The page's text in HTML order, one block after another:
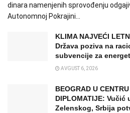
dinara namenjenih sprovođenju
Autonomnoj Pokrajini...
KLIMA NAJVEĆI
Država poziva na
subvencije za
AVGUST 6, 2026
BEOGRAD U
DIPLOMATIJE:
Zelenskog, Srbija